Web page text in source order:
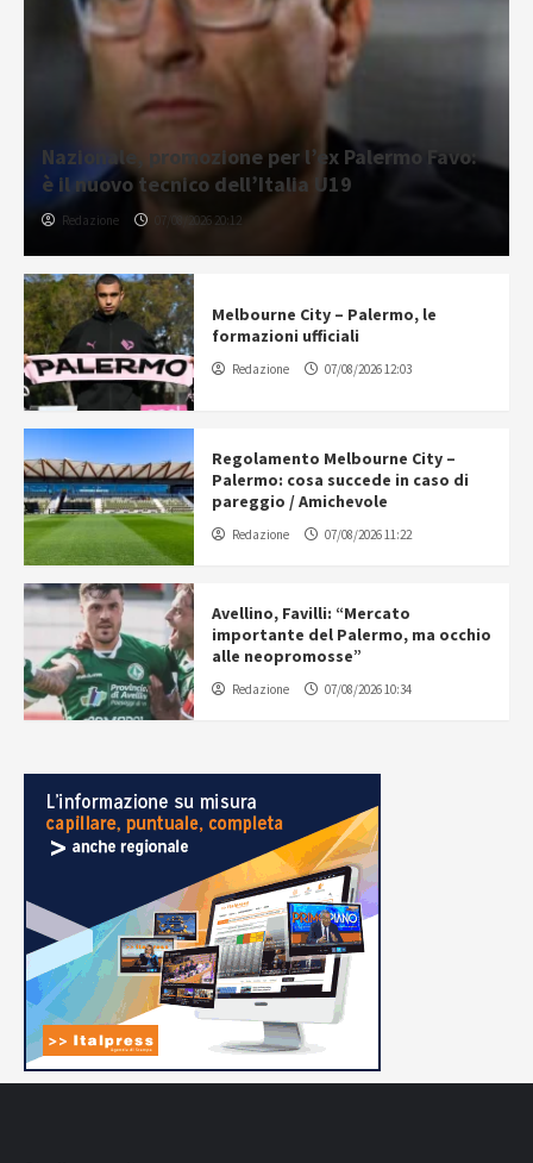
Nazionale, promozione per l’ex Palermo Favo:
è il nuovo tecnico dell’Italia U19
Redazione 07/08/2026 20:12
Melbourne City – Palermo, le
formazioni ufficiali
Redazione 07/08/2026 12:03
Regolamento Melbourne City –
Palermo: cosa succede in caso di
pareggio / Amichevole
Redazione 07/08/2026 11:22
Avellino, Favilli: “Mercato
importante del Palermo, ma occhio
alle neopromosse”
Redazione 07/08/2026 10:34